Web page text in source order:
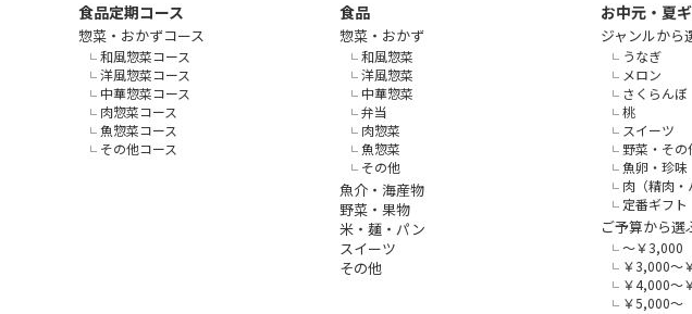
食品定期コース
惣菜・おかずコース
和風惣菜コース
洋風惣菜コース
中華惣菜コース
肉惣菜コース
魚惣菜コース
その他コース
食品
惣菜・おかず
和風惣菜
洋風惣菜
中華惣菜
弁当
肉惣菜
魚惣菜
その他
魚介・海産物
野菜・果物
米・麺・パン
スイーツ
その他
お中元・夏
ジャンルから
うなぎ
メロン
さくらんぼ
桃
スイーツ
野菜・その
魚卵・珍味
肉（精肉・
定番ギフト
ご予算から選
～￥3,000
￥3,000～
￥4,000～
￥5,000～